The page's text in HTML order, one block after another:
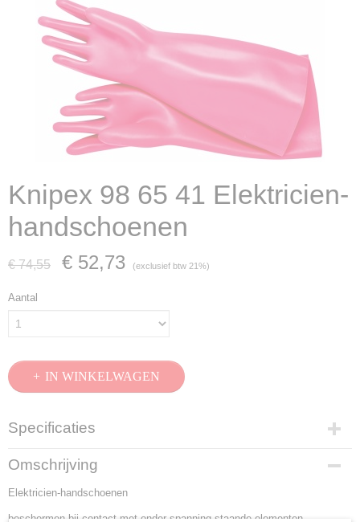
Knipex 98 65 41 Elektricien-
handschoenen
€ 74,55 € 52,73 (exclusief btw 21%)
Aantal
IN WINKELWAGEN
Specificaties
Productcode
98 65 41
EAN code
Omschrijving
Elektricien-handschoenen
beschermen bij contact met onder spanning staande elementen.